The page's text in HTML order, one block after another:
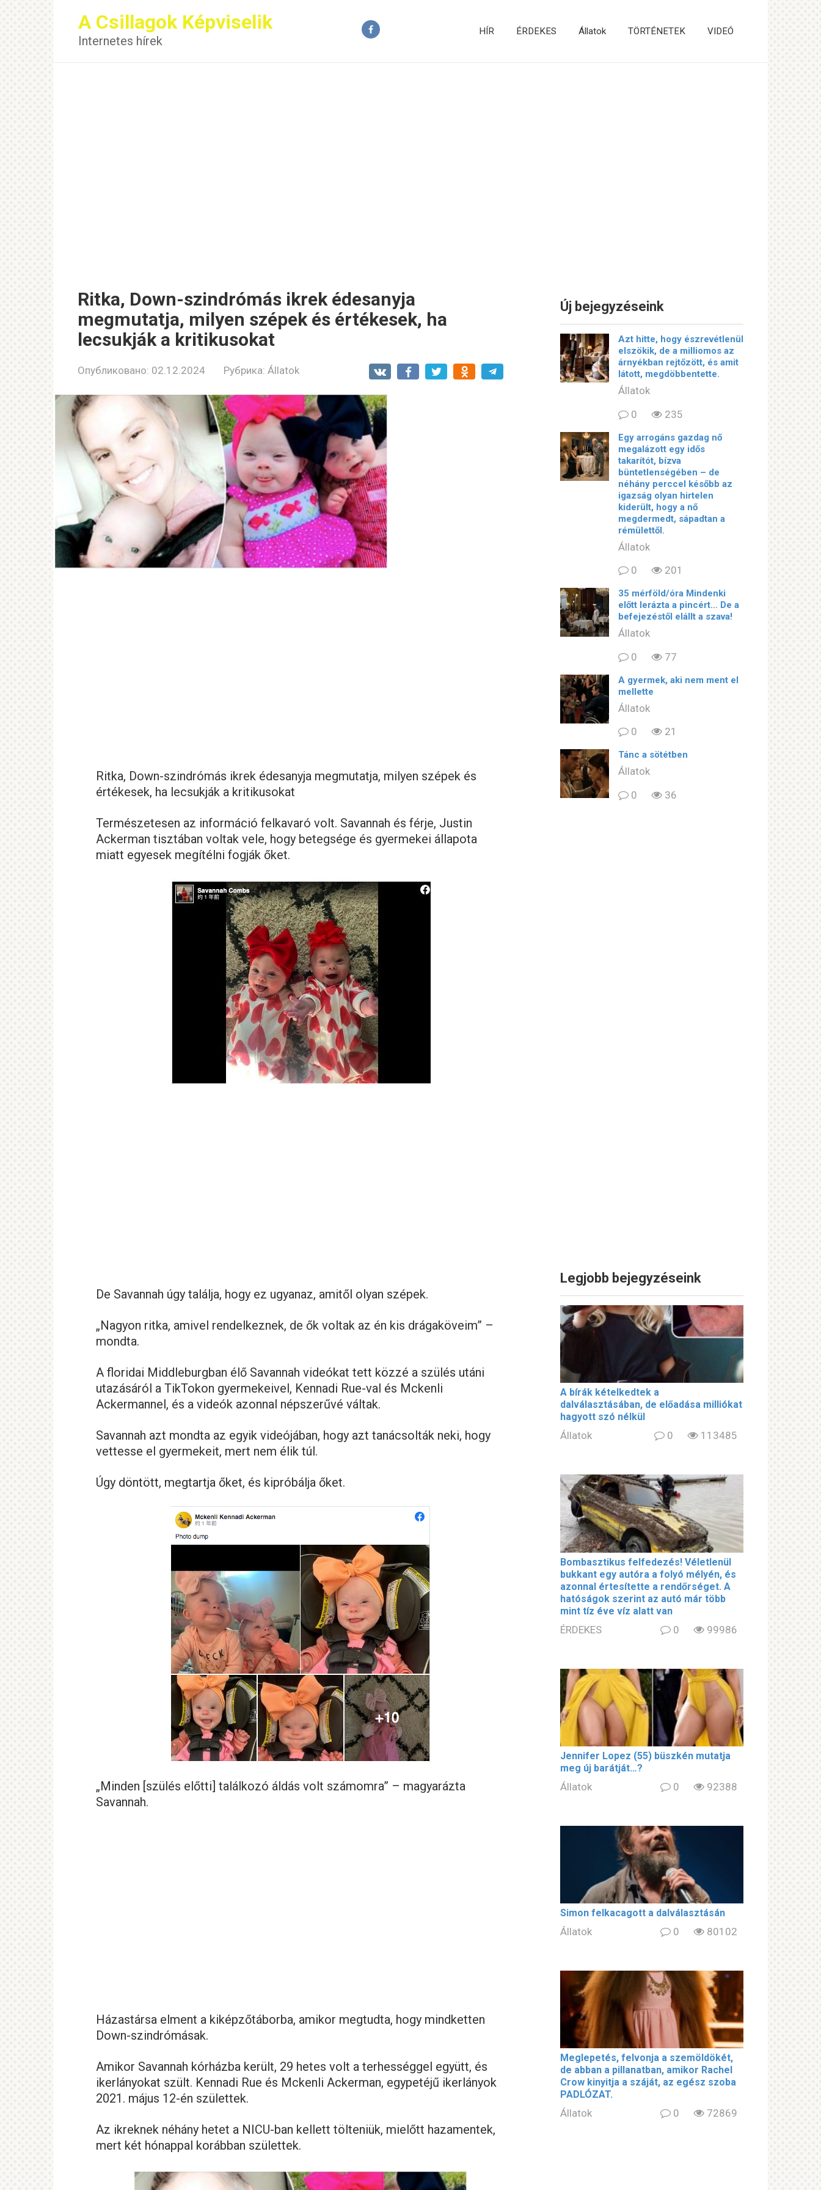
A Csillagok Képviselik
Internetes hírek
HÍR ÉRDEKES Állatok TÖRTÉNETEK VIDEÓ
Ritka, Down-szindrómás ikrek édesanyja
megmutatja, milyen szépek és értékesek, ha
lecsukják a kritikusokat
Опубликовано: 02.12.2024 Рубрика: Állatok
Ritka, Down-szindrómás ikrek édesanyja megmutatja, milyen szépek és
értékesek, ha lecsukják a kritikusokat
Természetesen az információ felkavaró volt. Savannah és férje, Justin
Ackerman tisztában voltak vele, hogy betegsége és gyermekei állapota
miatt egyesek megítélni fogják őket.
De Savannah úgy találja, hogy ez ugyanaz, amitől olyan szépek.
„Nagyon ritka, amivel rendelkeznek, de ők voltak az én kis drágaköveim” –
mondta.
A floridai Middleburgban élő Savannah videókat tett közzé a szülés utáni
utazásáról a TikTokon gyermekeivel, Kennadi Rue-val és Mckenli
Ackermannel, és a videók azonnal népszerűvé váltak.
Savannah azt mondta az egyik videójában, hogy azt tanácsolták neki, hogy
vettesse el gyermekeit, mert nem élik túl.
Úgy döntött, megtartja őket, és kipróbálja őket.
„Minden [szülés előtti] találkozó áldás volt számomra” – magyarázta
Savannah.
Házastársa elment a kiképzőtáborba, amikor megtudta, hogy mindketten
Down-szindrómásak.
Amikor Savannah kórházba került, 29 hetes volt a terhességgel együtt, és
ikerlányokat szült. Kennadi Rue és Mckenli Ackerman, egypetéjű ikerlányok
2021. május 12-én születtek.
Az ikreknek néhány hetet a NICU-ban kellett tölteniük, mielőtt hazamentek,
mert két hónappal korábban születtek.
Új bejegyzéseink
Azt hitte, hogy észrevétlenül
elszökik, de a milliomos az
árnyékban rejtőzött, és amit
látott, megdöbbentette.
Állatok
0
235
Egy arrogáns gazdag nő
megalázott egy idős
takarítót, bízva
büntetlenségében – de
néhány perccel később az
igazság olyan hirtelen
kiderült, hogy a nő
megdermedt, sápadtan a
rémülettől.
Állatok
0
201
35 mérföld/óra Mindenki
előtt lerázta a pincért… De a
befejezéstől elállt a szava!
Állatok
0
77
A gyermek, aki nem ment el
mellette
Állatok
0
21
Tánc a sötétben
Állatok
0
36
Legjobb bejegyzéseink
A bírák kételkedtek a
dalválasztásában, de előadása milliókat
hagyott szó nélkül
Állatok 0 113485
Bombasztikus felfedezés! Véletlenül
bukkant egy autóra a folyó mélyén, és
azonnal értesítette a rendőrséget. A
hatóságok szerint az autó már több
mint tíz éve víz alatt van
ÉRDEKES 0 99986
Jennifer Lopez (55) büszkén mutatja
meg új barátját…?
Állatok 0 92388
Simon felkacagott a dalválasztásán
Állatok 0 80102
Meglepetés, felvonja a szemöldökét,
de abban a pillanatban, amikor Rachel
Crow kinyitja a száját, az egész szoba
PADLÓZAT.
Állatok 0 72869